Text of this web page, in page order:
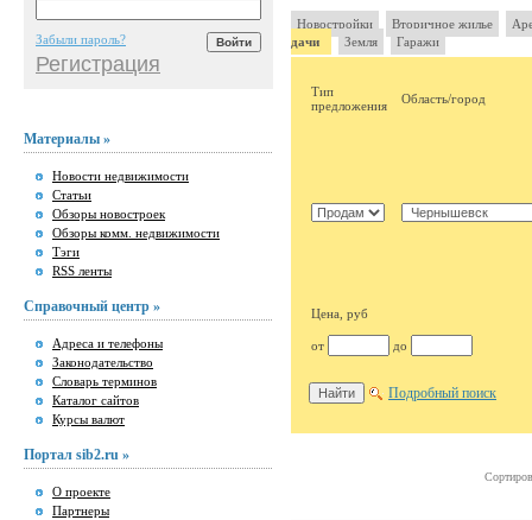
Забыли пароль?
Регистрация
Материалы »
Новости недвижимости
Статьи
Обзоры новостроек
Обзоры комм. недвижимости
Тэги
RSS ленты
Справочный центр »
Адреса и телефоны
Законодательство
Словарь терминов
Каталог сайтов
Курсы валют
Портал sib2.ru »
О проекте
Партнеры
Новостройки Вторичное жилье
дачи
Земля Гаражи
Тип
предложения
Область/город
Цена, руб
от до
Подробный поиск